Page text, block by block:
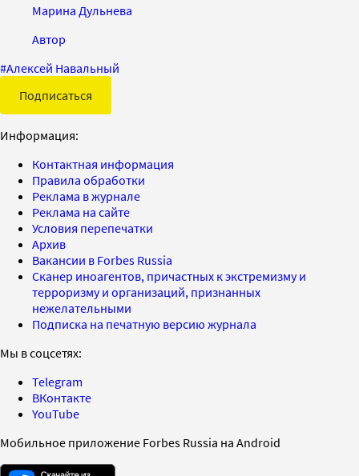
Марина Дульнева
Автор
#Алексей Навальный
Подписаться
Информация:
Контактная информация
Правила обработки
Реклама в журнале
Реклама на сайте
Условия перепечатки
Архив
Вакансии в Forbes Russia
Сканер иноагентов, причастных к экстремизму и
терроризму и организаций, признанных
нежелательными
Подписка на печатную версию журнала
Мы в соцсетях:
Telegram
ВКонтакте
YouTube
Мобильное приложение Forbes Russia на Android